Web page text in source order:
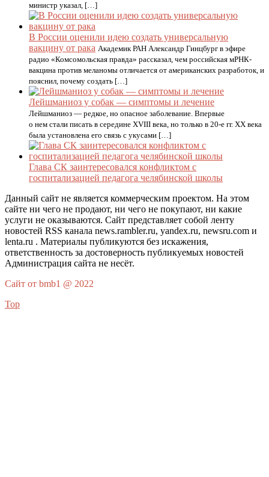
министр указал, […]
В России оценили идею создать универсальную
вакцину от рака Академик РАН Александр Гинцбург в эфире
радио «Комсомольская правда» рассказал, чем российская мРНК-
вакцина против меланомы отличается от американских разработок, и
пояснил, почему создать […]
Лейшманиоз у собак — симптомы и лечение
Лейшманиоз — редкое, но опасное заболевание. Впервые
о нем стали писать в середине XVIII века, но только в 20-е гг. XX века
была установлена его связь с укусами […]
Глава СК заинтересовался конфликтом с
госпитализацией педагога челябинской школы
Данный сайт не является коммерческим проектом. На этом
сайте ни чего не продают, ни чего не покупают, ни какие
услуги не оказываются. Сайт представляет собой ленту
новостей RSS канала news.rambler.ru, yandex.ru, newsru.com и
lenta.ru . Материалы публикуются без искажения,
ответственность за достоверность публикуемых новостей
Администрация сайта не несёт.
Сайт от bmb1 @ 2022
Top